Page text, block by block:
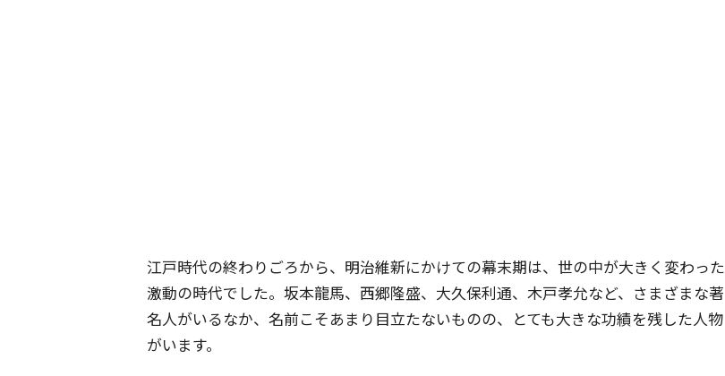
江戸時代の終わりごろから、明治維新にかけての幕末期は、世の中が大きく変わった
激動の時代でした。坂本龍馬、西郷隆盛、大久保利通、木戸孝允など、さまざまな著
名人がいるなか、名前こそあまり目立たないものの、とても大きな功績を残した人物
がいます。